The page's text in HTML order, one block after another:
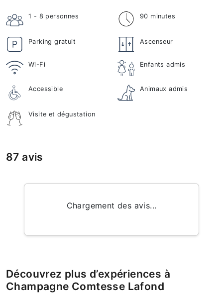
1 - 8 personnes 90 minutes
Parking gratuit Ascenseur
Wi-Fi Enfants admis
Accessible Animaux admis
Visite et dégustation
87 avis
Chargement des avis...
Découvrez plus d’expériences à
Champagne Comtesse Lafond